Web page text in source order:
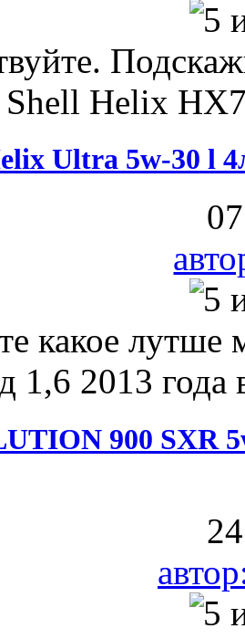
Shell Helix
Ultra 5w-30 l
какое лутше
1,6 2013
900 SXR